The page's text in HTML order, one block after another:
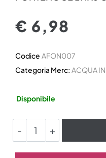
€ 6,98
Codice AFON007
Categoria Merc: ACQUA
Disponibile